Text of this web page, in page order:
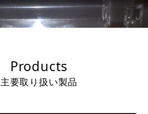
Products
主要取り扱い製品